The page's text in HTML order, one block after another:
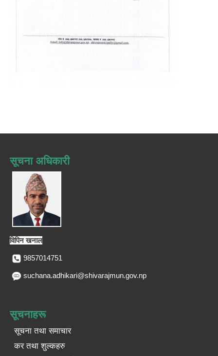
सूचना अधिकारी
विपिन खनाल
9857014751
suchana.adhikari@shivarajmun.gov.np
सूचनाहरू
सूचना तथा समाचार
कर तथा शुल्कहरु